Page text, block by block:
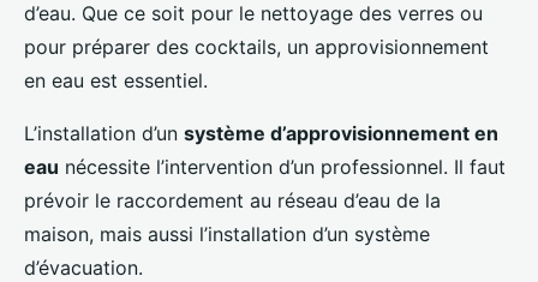
d’eau. Que ce soit pour le nettoyage des verres ou
pour préparer des cocktails, un approvisionnement
en eau est essentiel.
L’installation d’un système d’approvisionnement en
eau nécessite l’intervention d’un professionnel. Il faut
prévoir le raccordement au réseau d’eau de la
maison, mais aussi l’installation d’un système
d’évacuation.